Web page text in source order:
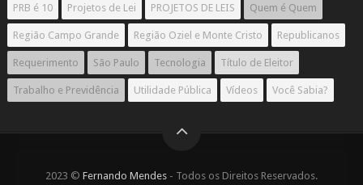
PRB é 10 Projetos de Lei PROJETOS DE LEIS Quem é Quem
Região Campo Grande Região Oziel e Monte Cristo Republicanos
Requerimento São Paulo Tecnologia Título de Eleitor
Trabalho e Previdência Utilidade Pública Vídeos Você Sabia?
2023 © Fernando Mendes - Todos os Direitos Reservados.